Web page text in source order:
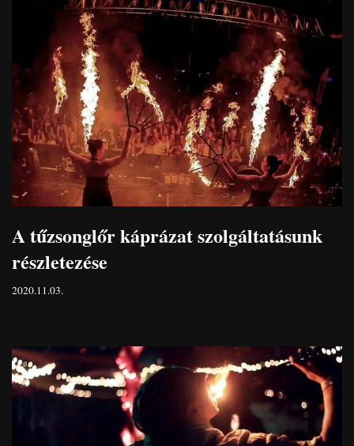
A tűzsonglőr káprázat szolgáltatásunk
részletezése
2020.11.03.